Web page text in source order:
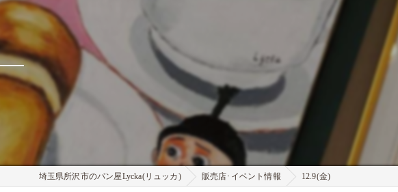
埼玉県所沢市のパン屋Lycka(リュッカ) 販売店･イベント情報 12.9(金)